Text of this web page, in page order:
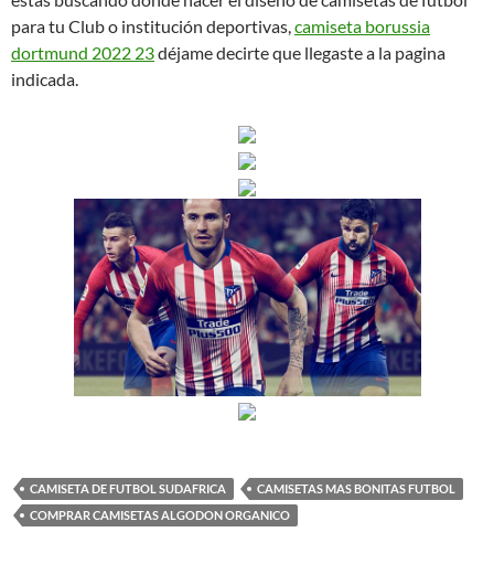
para tu Club o institución deportivas,camiseta borussia
dortmund 2022 23déjame decirte que llegaste a la pagina
indicada.
CAMISETA DE FUTBOL SUDAFRICA
CAMISETAS MAS BONITAS FUTBOL
COMPRAR CAMISETAS ALGODON ORGANICO